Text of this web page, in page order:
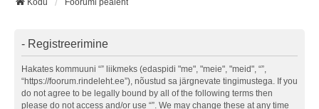
Kodu Foorumi pealeht
- Registreerimine
Hakates kommuuni “” liikmeks (edaspidi "me", "meie", "meid", “”,
“https://foorum.rindeleht.ee”), nõustud sa järgnevate tingimustega. If you
do not agree to be legally bound by all of the following terms then
please do not access and/or use “”. We may change these at any time